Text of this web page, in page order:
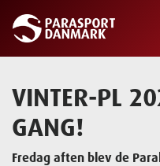
Skip
to
content
VINTER-PL
GANG!
Fredag aften blev de